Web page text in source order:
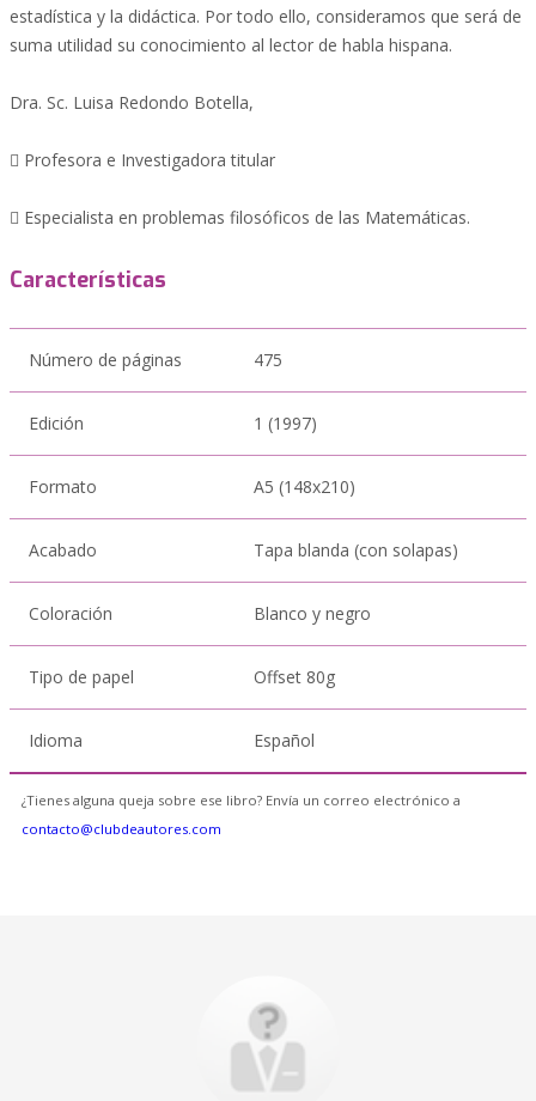
estadística y la didáctica. Por todo ello, consideramos que será de
suma utilidad su conocimiento al lector de habla hispana.
Dra. Sc. Luisa Redondo Botella,
 Profesora e Investigadora titular
 Especialista en problemas filosóficos de las Matemáticas.
Características
Número de páginas 475
Edición 1 (1997)
Formato A5 (148x210)
Acabado Tapa blanda (con solapas)
Coloración Blanco y negro
Tipo de papel Offset 80g
Idioma Español
¿Tienes alguna queja sobre ese libro? Envía un correo electrónico a
contacto@clubdeautores.com